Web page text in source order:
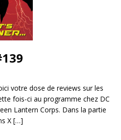
votre dose de reviews sur les
fois-ci au programme chez DC
Lantern Corps. Dans la partie
X […]